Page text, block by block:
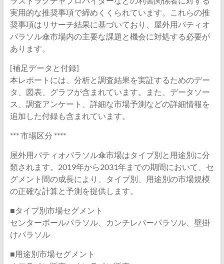
実用的な推奨事項で締めくくられています。これらの推
奨事項はリサーチ結果に基づいており、屋外用パティオ
パラソル傘市場内の主要な課題と機会に対処する必要が
あります。
[補足データと付録]
本レポートには、分析と調査結果を実証するためのデー
タ、図表、グラフが含まれています。また、データソー
ス、調査アンケート、詳細な市場予測などの詳細情報を
追加した付録も含まれています。
*** 市場区分 ****
屋外用パティオパラソル傘市場はタイプ別と用途別に分
類されます。2019年から2031年までの期間において、セ
グメント間の成長により、タイプ別、用途別の市場規模
の正確な計算と予測を提供します。
■タイプ別市場セグメント
センターポールパラソル、カンチレバーパラソル、壁掛
けパラソル
■用途別市場セグメント